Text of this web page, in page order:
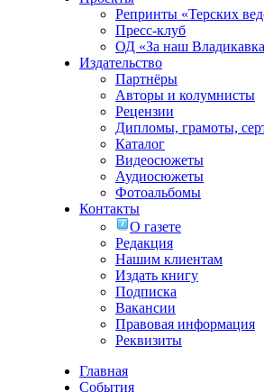
Репринты «Терских
Пресс-клуб
ОД «За наш
Издательство
Партнёры
Авторы и колумнисты
Рецензии
Дипломы, грамоты,
Каталог
Видеосюжеты
Аудиосюжеты
Фотоальбомы
Контакты
О газете
Редакция
Нашим клиентам
Издать книгу
Подписка
Вакансии
Правовая информация
Реквизиты
Главная
События